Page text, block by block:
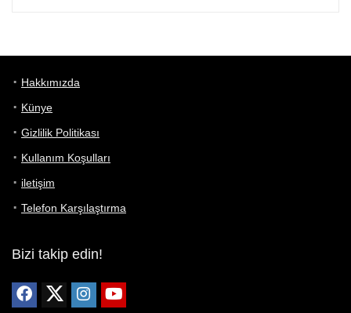
Hakkımızda
Künye
Gizlilik Politikası
Kullanım Koşulları
iletişim
Telefon Karşılaştırma
Bizi takip edin!